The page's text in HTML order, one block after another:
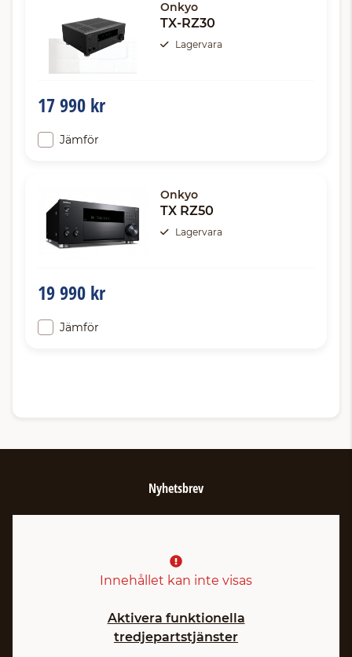
Onkyo
TX-RZ30
Lagervara
17 990 kr
Jämför
Onkyo
TX RZ50
Lagervara
19 990 kr
Jämför
Nyhetsbrev
Innehållet kan inte visas
Aktivera funktionella
tredjepartstjänster